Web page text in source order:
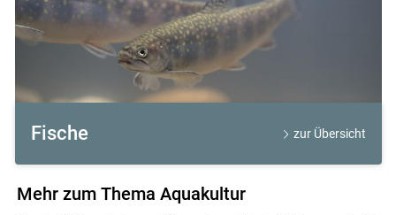
Fische zur Übersicht
Mehr zum Thema Aquakultur